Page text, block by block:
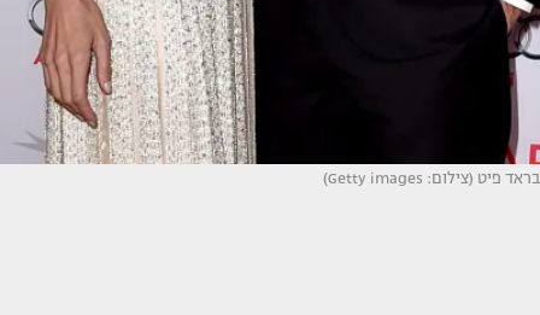
בראד פיט (צילום: Getty images)